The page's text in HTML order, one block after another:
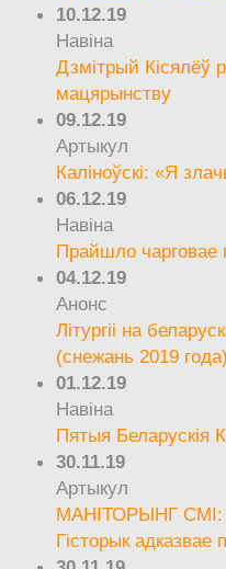
10.12.19
Навіна
Дзмітрый Кісялёў
мацярынству
09.12.19
Артыкул
Каліноўскі: «Я
06.12.19
Навіна
Прайшло чарговае
04.12.19
Анонс
Літургіі на
(снежань 2019 года)
01.12.19
Навіна
Пятыя Беларускія
30.11.19
Артыкул
МАНІТОРЫНГ СМІ:
Гісторык адказвае